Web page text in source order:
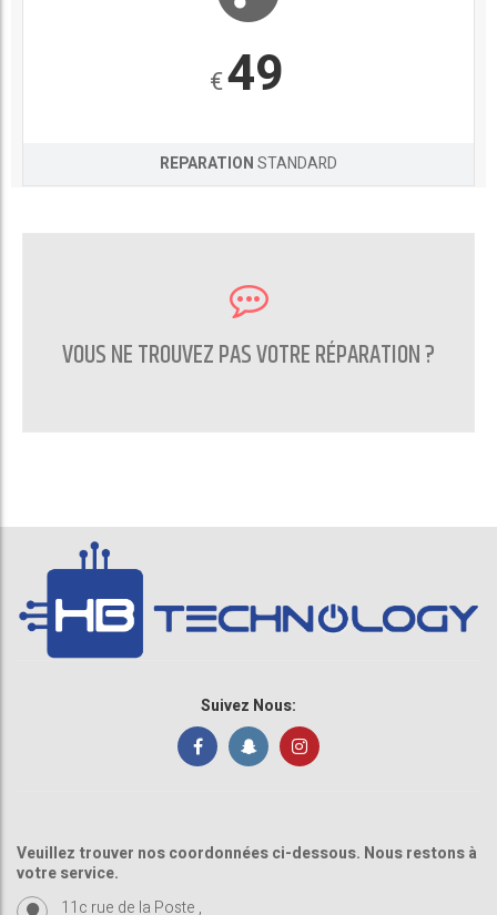
€49
REPARATIONSTANDARD
VOUS NE TROUVEZ PAS VOTRE RÉPARATION ?
CONTACTEZ NOUS
Suivez Nous:
Veuillez trouver nos coordonnées ci-dessous. Nous restons à
votre service.
11c rue de la Poste ,